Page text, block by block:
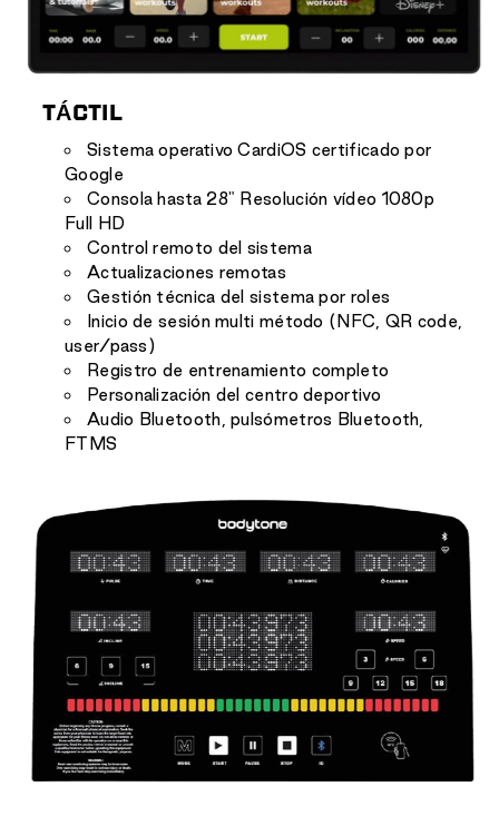
TÁCTIL
Sistema operativo CardiOS certificado por
Google
Consola hasta 28" Resolución vídeo 1080p
Full HD
Control remoto del sistema
Actualizaciones remotas
Gestión técnica del sistema por roles
Inicio de sesión multi método (NFC, QR code,
user/pass)
Registro de entrenamiento completo
Personalización del centro deportivo
Audio Bluetooth, pulsómetros Bluetooth,
FTMS